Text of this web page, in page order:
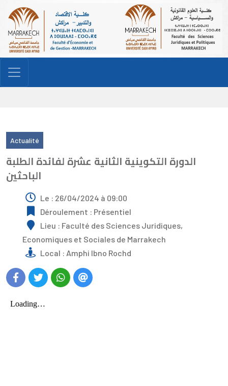
Actualité
الدورة التكوينية الثانية عشرة لفائدة الطلبة
الباحثين
Le : 26/04/2024 à 09:00
Déroulement : Présentiel
Lieu : Faculté des Sciences Juridiques,
Economiques et Sociales de Marrakech
Local : Amphi Ibno Rochd